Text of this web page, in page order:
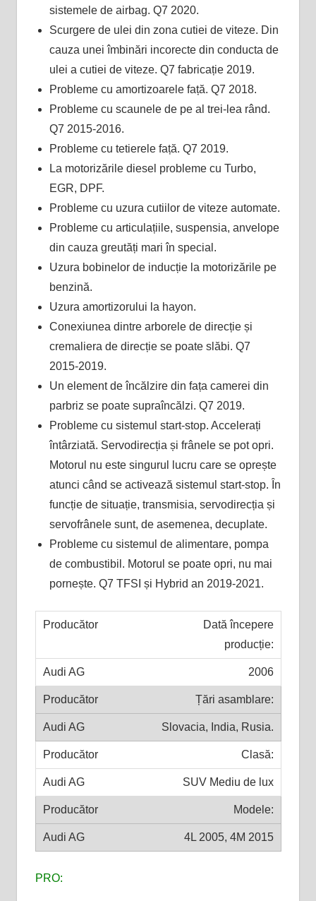
sistemele de airbag. Q7 2020.
Scurgere de ulei din zona cutiei de viteze. Din
cauza unei îmbinări incorecte din conducta de
ulei a cutiei de viteze. Q7 fabricație 2019.
Probleme cu amortizoarele față. Q7 2018.
Probleme cu scaunele de pe al trei-lea rând.
Q7 2015-2016.
Probleme cu tetierele față. Q7 2019.
La motorizările diesel probleme cu Turbo,
EGR, DPF.
Probleme cu uzura cutiilor de viteze automate.
Probleme cu articulațiile, suspensia, anvelope
din cauza greutăți mari în special.
Uzura bobinelor de inducție la motorizările pe
benzină.
Uzura amortizorului la hayon.
Conexiunea dintre arborele de direcție și
cremaliera de direcție se poate slăbi. Q7
2015-2019.
Un element de încălzire din fața camerei din
parbriz se poate supraîncălzi. Q7 2019.
Probleme cu sistemul start-stop. Accelerați
întârziată. Servodirecția și frânele se pot opri.
Motorul nu este singurul lucru care se oprește
atunci când se activează sistemul start-stop. În
funcție de situație, transmisia, servodirecția și
servofrânele sunt, de asemenea, decuplate.
Probleme cu sistemul de alimentare, pompa
de combustibil. Motorul se poate opri, nu mai
pornește. Q7 TFSI și Hybrid an 2019-2021.
Dată începere
producție:
2006
Țări asamblare:
Slovacia, India, Rusia.
Clasă:
SUV Mediu de lux
Modele:
4L 2005, 4M 2015
PRO: